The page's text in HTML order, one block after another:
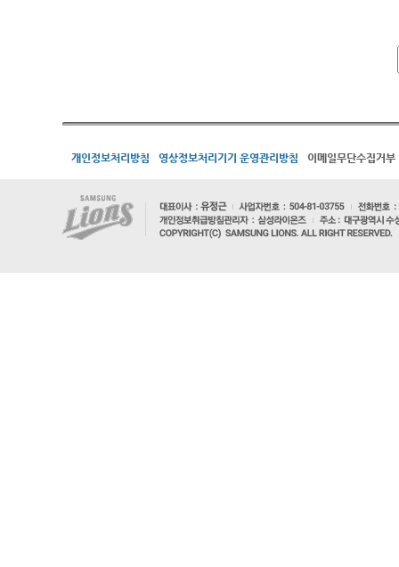
개인정보처리방침 영상정보처리기기 운영관리방침 이메일무단수집거부